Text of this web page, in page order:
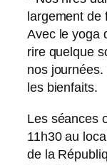
largement de
Avec le yoga
rire quelque
nos journées.
les bienfaits.
Les séances
11h30 au
de la